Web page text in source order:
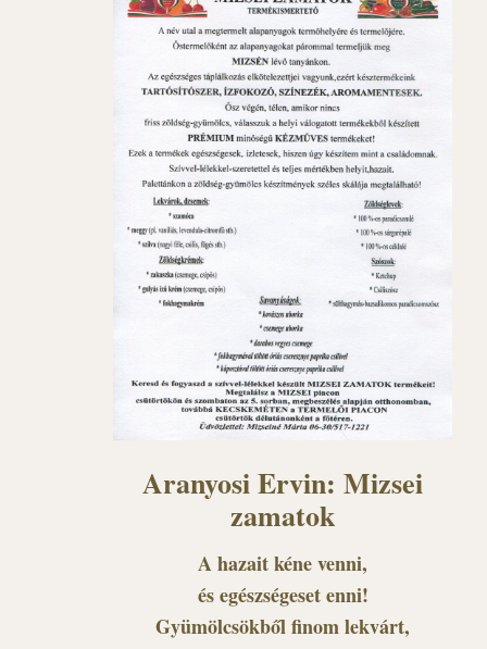
Aranyosi Ervin: Mizsei
zamatok
A hazait kéne venni,
és egészségeset enni!
Gyümölcsökből finom lekvárt,